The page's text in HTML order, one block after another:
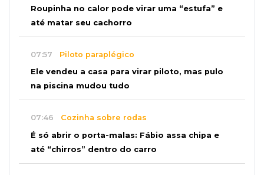
Roupinha no calor pode virar uma “estufa” e
até matar seu cachorro
07:57 Piloto paraplégico
Ele vendeu a casa para virar piloto, mas pulo
na piscina mudou tudo
07:46 Cozinha sobre rodas
É só abrir o porta-malas: Fábio assa chipa e
até “chirros” dentro do carro